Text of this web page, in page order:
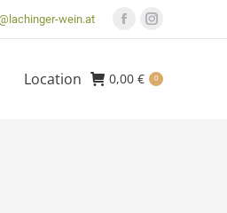
wein.at
Facebook
öffnet
Instagram
öffnet
Location 0,00 € 0